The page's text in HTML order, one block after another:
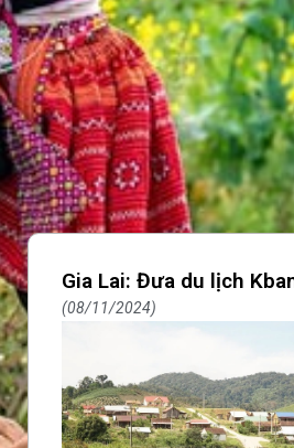
Gia Lai: Đưa du lịch
08/11/2024